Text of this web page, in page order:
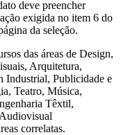
deve preencher
exigida no item 6 do
da seleção.
das áreas de Design,
Arquitetura,
Industrial, Publicidade e
Teatro, Música,
Têxtil,
correlatas.